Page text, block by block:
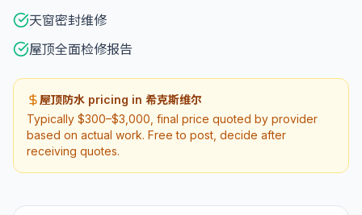
天窗密封维修
屋顶全面检修报告
屋顶防水 pricing in 希克斯维尔
Typically $300–$3,000, final price quoted by provider
based on actual work. Free to post, decide after
receiving quotes.